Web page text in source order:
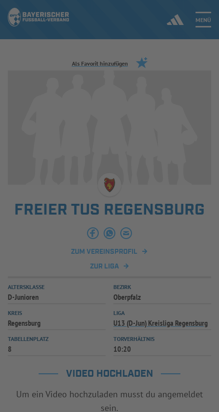
MENÜ
Jetzt einloggen
INFOTHEK SPIELPLUS
Als Favorit hinzufügen
FREIER TUS REGENSBURG
ZUM VEREINSPROFIL
ZUR LIGA
ALTERSKLASSE
D-Junioren
BEZIRK
Oberpfalz
KREIS
Regensburg
LIGA
U13 (D-Jun) Kreisliga Regensburg
TABELLENPLATZ
8
TORVERHÄLTNIS
10:20
VIDEO HOCHLADEN
Um ein Video hochzuladen musst du angemeldet
sein.